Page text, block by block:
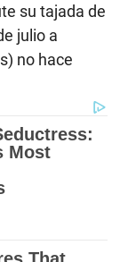
su tajada de
julio a
no hace